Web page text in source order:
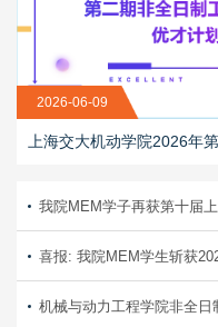
2026-06-09
我院MEM学子再获第十届上海
喜报: 我院MEM学生斩获2026年度PMI全球顶级
机械与动力工程学院非全日制MEM项目研究